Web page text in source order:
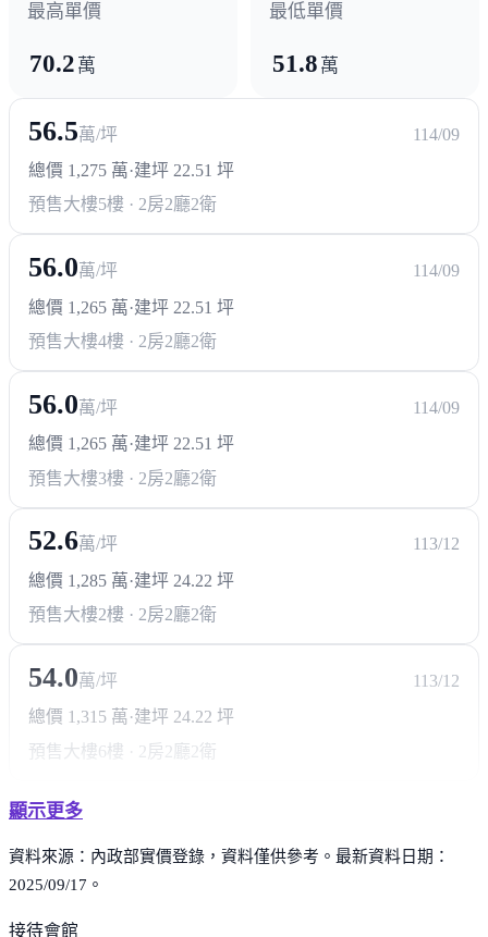
最高單價
70.2 萬
最低單價
51.8 萬
56.5萬/坪
114/09
總價 1,275 萬·建坪 22.51 坪
預售大樓5樓 · 2房2廳2衛
56.0萬/坪
114/09
總價 1,265 萬·建坪 22.51 坪
預售大樓4樓 · 2房2廳2衛
56.0萬/坪
114/09
總價 1,265 萬·建坪 22.51 坪
預售大樓3樓 · 2房2廳2衛
52.6萬/坪
113/12
總價 1,285 萬·建坪 24.22 坪
預售大樓2樓 · 2房2廳2衛
54.0萬/坪
113/12
總價 1,315 萬 ·建坪 24.22 坪
預售大樓6樓 · 2房2廳2衛
顯示更多
資料來源：內政部實價登錄，資料僅供參考。最新資料日期：
2025/09/17。
接待會館